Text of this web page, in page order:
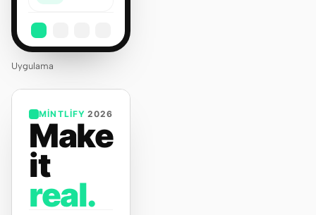
Uygulama
MINTLIFY 2026
Make
it
real.